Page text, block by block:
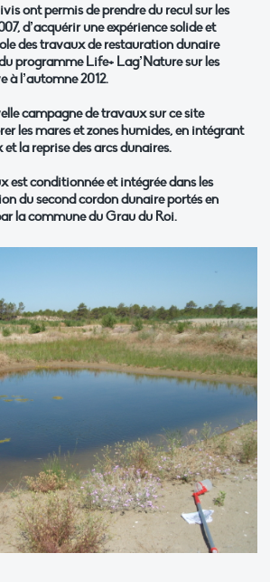
ont permis de prendre du recul sur les
d’acquérir une expérience solide et
des travaux de restauration dunaire
programme Life+ Lag’Nature sur les
à l’automne 2012.
campagne de travaux sur ce site
les mares et zones humides, en intégrant
la reprise des arcs dunaires.
est conditionnée et intégrée dans les
du second cordon dunaire portés en
la commune du Grau du Roi.